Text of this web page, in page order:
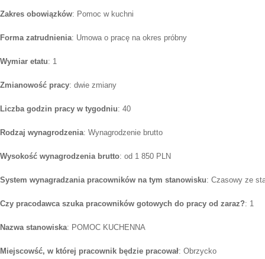
Zakres obowiązków: Pomoc w kuchni
Forma zatrudnienia: Umowa o pracę na okres próbny
Wymiar etatu: 1
Zmianowość pracy: dwie zmiany
Liczba godzin pracy w tygodniu: 40
Rodzaj wynagrodzenia: Wynagrodzenie brutto
Wysokość wynagrodzenia brutto: od 1 850 PLN
System wynagradzania pracowników na tym stanowisku: Czasowy ze
Czy pracodawca szuka pracowników gotowych do pracy od zaraz?: 1
Nazwa stanowiska: POMOC KUCHENNA
Miejscowść, w której pracownik będzie pracował: Obrzycko